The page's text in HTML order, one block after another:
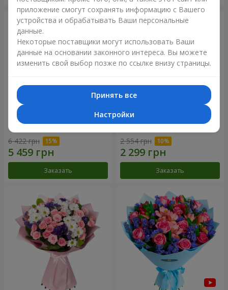
51 белая хризантема
6 422 грн
Заказать
Романтический букет
2 554 грн
Заказать
приложение смогут сохранять информацию с Вашего
устройства и обрабатывать Ваши персональные
данные.
Некоторые поставщики могут использовать Ваши
данные на основании законного интереса. Вы можете
изменить свой выбор позже по ссылке внизу страницы.
Принять все
Настройки